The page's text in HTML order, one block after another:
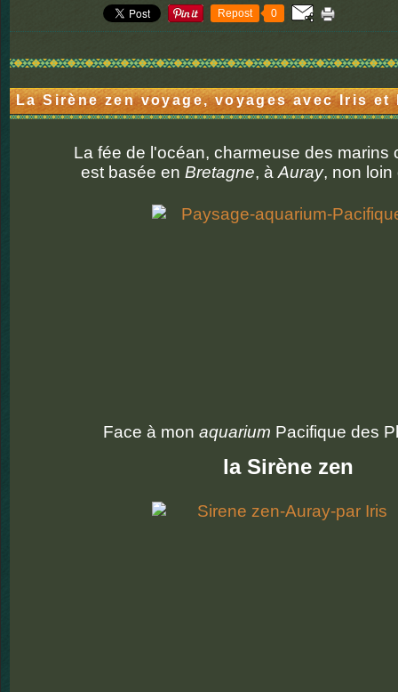
Repost 0
La Sirène zen voyage, voyages avec Iris et
La fée de l'océan, charmeuse des marins
est basée en Bretagne, à Auray, non loin
Face à mon aquarium Pacifique des
la Sirène zen